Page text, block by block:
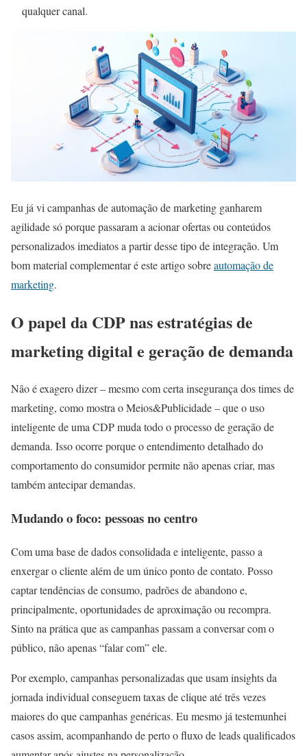
qualquer canal.
Eu já vi campanhas de automação de marketing ganharem
agilidade só porque passaram a acionar ofertas ou conteúdos
personalizados imediatos a partir desse tipo de integração. Um
bom material complementar é este artigo sobreautomação de
marketing.
O papel da CDP nas estratégias de
marketing digital e geração de demanda
Não é exagero dizer – mesmo com certa insegurança dos times de
marketing, como mostra o Meios&Publicidade – que o uso
inteligente de uma CDP muda todo o processo de geração de
demanda. Isso ocorre porque o entendimento detalhado do
comportamento do consumidor permite não apenas criar, mas
também antecipar demandas.
Mudando o foco: pessoas no centro
Com uma base de dados consolidada e inteligente, passo a
enxergar o cliente além de um único ponto de contato. Posso
captar tendências de consumo, padrões de abandono e,
principalmente, oportunidades de aproximação ou recompra.
Sinto na prática que as campanhas passam a conversar com o
público, não apenas “falar com” ele.
Por exemplo, campanhas personalizadas que usam insights da
jornada individual conseguem taxas de clique até três vezes
maiores do que campanhas genéricas. Eu mesmo já testemunhei
casos assim, acompanhando de perto o fluxo de leads qualificados